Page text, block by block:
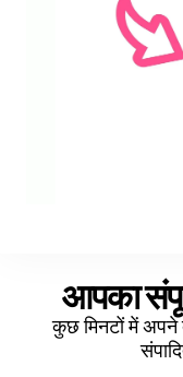
आपका
कुछ मिनटों में अपने